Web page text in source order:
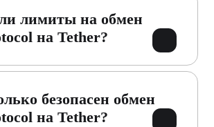
лимиты на обмен
на Tether?
безопасен обмен
на Tether?